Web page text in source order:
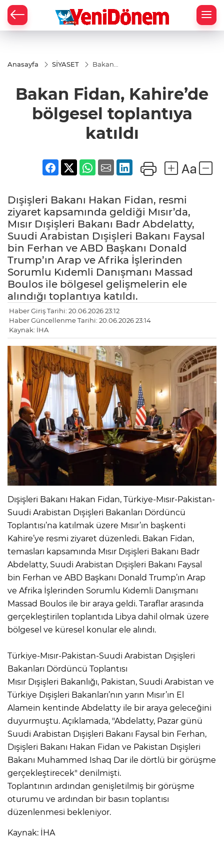
Anasayfa SİYASET
Bakan
bölgesel
toplantıya
Bakan Fidan, Kahire’de
bölgesel toplantıya
katıldı
Dışişleri Bakanı Hakan Fidan, resmi
ziyaret kapsamında geldiği Mısır’da,
Mısır Dışişleri Bakanı Badr Abdelatty,
Suudi Arabistan Dışişleri Bakanı Faysal
bin Ferhan ve ABD Başkanı Donald
Trump’ın Arap ve Afrika İşlerinden
Sorumlu Kıdemli Danışmanı Massad
Boulos ile bölgesel gelişmelerin ele
alındığı toplantıya katıldı.
Haber Giriş Tarihi: 20.06.2026 23:12
Haber Güncellenme Tarihi: 20.06.2026 23:14
Kaynak: İHA
Dışişleri Bakanı Hakan Fidan, Türkiye-Mısır-Pakistan-
Suudi Arabistan Dışişleri Bakanları Dördüncü
Toplantısı’na katılmak üzere Mısır’ın başkenti
Kahire’ye resmi ziyaret düzenledi. Bakan Fidan,
temasları kapsamında Mısır Dışişleri Bakanı Badr
Abdelatty, Suudi Arabistan Dışişleri Bakanı Faysal
bin Ferhan ve ABD Başkanı Donald Trump’ın Arap
ve Afrika İşlerinden Sorumlu Kıdemli Danışmanı
Massad Boulos ile bir araya geldi. Taraflar arasında
gerçekleştirilen toplantıda Libya dahil olmak üzere
bölgesel ve küresel konular ele alındı.
Türkiye-Mısır-Pakistan-Suudi Arabistan Dışişleri
Bakanları Dördüncü Toplantısı
Mısır Dışişleri Bakanlığı, Pakistan, Suudi Arabistan ve
Türkiye Dışişleri Bakanları’nın yarın Mısır’ın El
Alamein kentinde Abdelatty ile bir araya geleceğini
duyurmuştu. Açıklamada, "Abdelatty, Pazar günü
Suudi Arabistan Dışişleri Bakanı Faysal bin Ferhan,
Dışişleri Bakanı Hakan Fidan ve Pakistan Dışişleri
Bakanı Muhammed Ishaq Dar ile dörtlü bir görüşme
gerçekleştirecek" denilmişti.
Toplantının ardından genişletilmiş bir görüşme
oturumu ve ardından bir basın toplantısı
düzenlenmesi bekleniyor.
Kaynak: İHA